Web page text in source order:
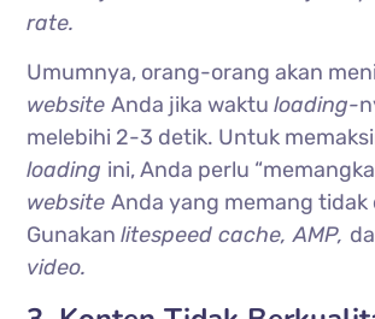
rate.
Umumnya, orang-orang akan
websiteAnda jika waktuloading-
melebihi 2-3 detik. Untuk
loading ini, Anda perlu
websiteAnda yang memang tidak
Gunakanlitespeed cache, AMP,
video.